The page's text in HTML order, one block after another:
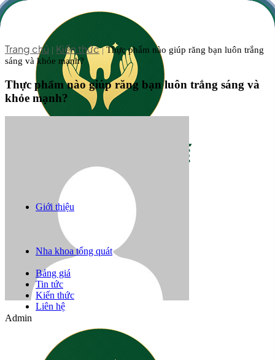
Giới thiệu
Răng sứ thẩm mỹ
Niềng răng
Trồng răng implant
Nha khoa tổng quát
Câu chuyện khách hàng
Bảng giá
Tin tức
Kiến thức
Liên hệ
Trang chủ | Kiến thức|Thực phẩm nào giúp răng bạn luôn trắng
sáng và khỏe mạnh?
Thực phẩm nào giúp răng bạn luôn trắng sáng và
khỏe mạnh?
Admin